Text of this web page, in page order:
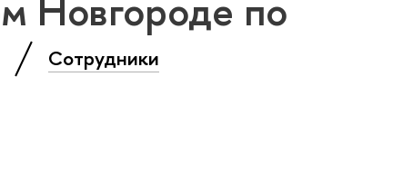
Новгороде по
Сотрудники